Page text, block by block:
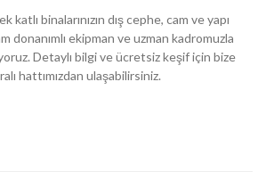
katlı binalarınızın dış cephe, cam ve yapı
donanımlı ekipman ve uzman kadromuzla
Detaylı bilgi ve ücretsiz keşif için bize
hattımızdan ulaşabilirsiniz.